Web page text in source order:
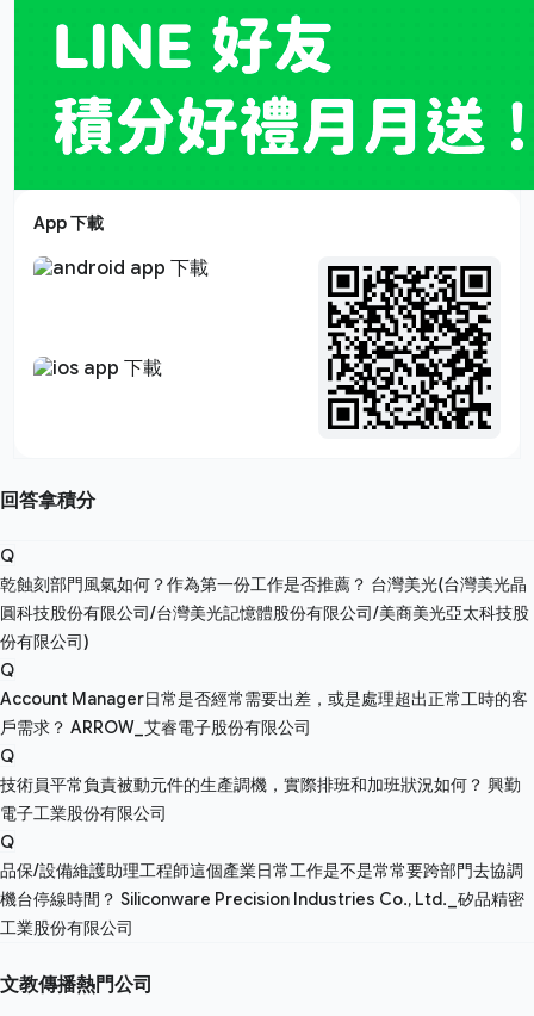
App 下載
回答拿積分
Q
乾蝕刻部門風氣如何？作為第一份工作是否推薦？ 台灣美光(台灣美光晶
圓科技股份有限公司/台灣美光記憶體股份有限公司/美商美光亞太科技股
份有限公司)
Q
Account Manager日常是否經常需要出差，或是處理超出正常工時的客
戶需求？ ARROW_艾睿電子股份有限公司
Q
技術員平常負責被動元件的生產調機，實際排班和加班狀況如何？ 興勤
電子工業股份有限公司
Q
品保/設備維護助理工程師這個產業日常工作是不是常常要跨部門去協調
機台停線時間？ Siliconware Precision Industries Co., Ltd._矽品精密
工業股份有限公司
文教傳播熱門公司